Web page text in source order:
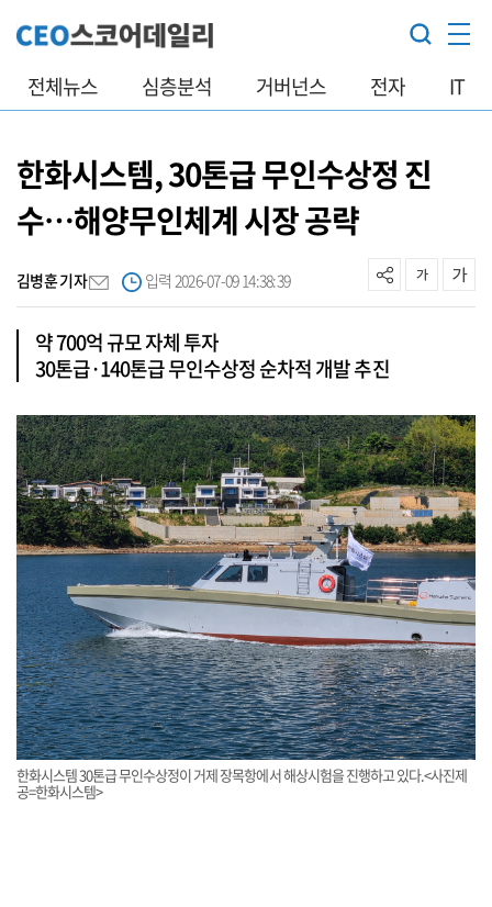
전체뉴스 심층분석 거버넌스 전자 IT
한화시스템, 30톤급 무인수상정 진
수…해양무인체계 시장 공략
김병훈 기자 입력 2026-07-09 14:38:39
약 700억 규모 자체 투자
30톤급·140톤급 무인수상정 순차적 개발 추진
한화시스템 30톤급 무인수상정이 거제 장목항에서 해상시험을 진행하고 있다.<사진제
공=한화시스템>